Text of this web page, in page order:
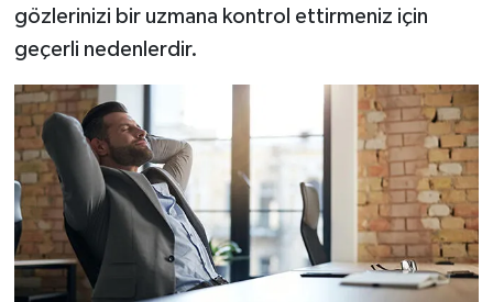
gözlerinizi bir uzmana kontrol ettirmeniz için
geçerli nedenlerdir.